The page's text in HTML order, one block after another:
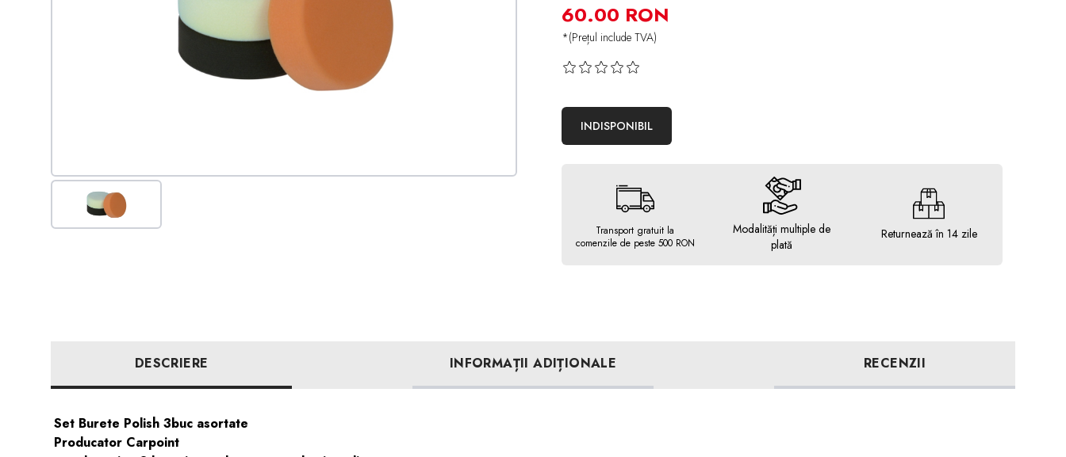
60.00 RON
*(Prețul include TVA)
INDISPONIBIL
Transport gratuit la
comenzile de peste 500 RON
Modalități multiple de
plată
Returnează în 14 zile
DESCRIERE INFORMAȚII ADIȚIONALE RECENZII
Set Burete Polish 3buc asortate
Producator Carpoint